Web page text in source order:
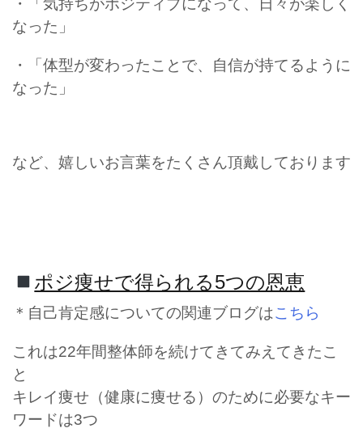
・「気持ちがポジティブになって、日々が楽しく
なった」
・「体型が変わったことで、自信が持てるように
なった」
など、嬉しいお言葉をたくさん頂戴しております
ポジ痩せで得られる5つの恩恵
＊自己肯定感についての関連ブログはこちら
これは22年間整体師を続けてきてみえてきたこ
と
キレイ痩せ（健康に痩せる）のために必要なキー
ワードは3つ